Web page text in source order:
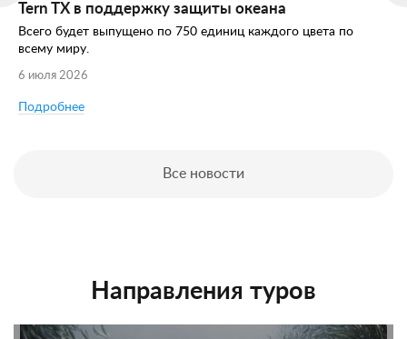
Tern TX в поддержку защиты океана
Всего будет выпущено по 750 единиц каждого цвета по
всему миру.
6 июля 2026
Подробнее
Все новости
Направления туров